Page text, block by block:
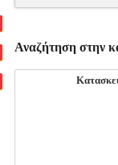
Αναζήτηση στην